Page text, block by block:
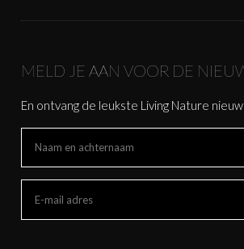
MELD JE AAN VOOR DE
En ontvang de leukste Living Nature